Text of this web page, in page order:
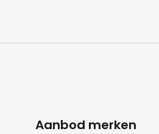
Aanbod merken